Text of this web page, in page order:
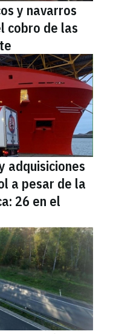
y navarros
cobro de las
adquisiciones
a pesar de la
26 en el